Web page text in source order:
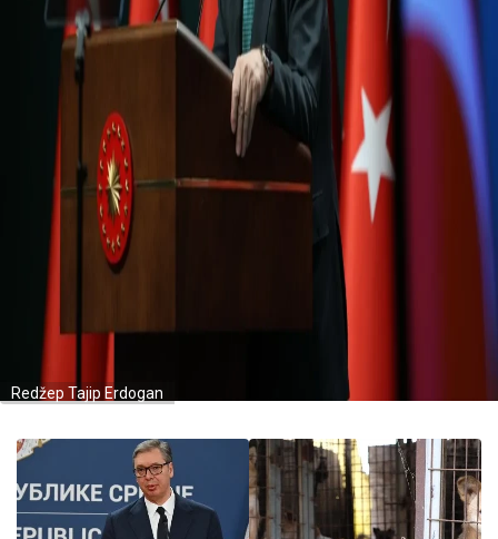
Redžep Tajip Erdogan